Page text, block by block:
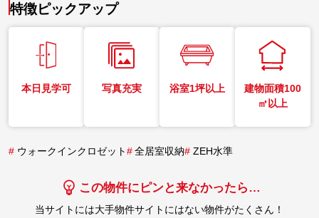
特徴ピックアップ
本日見学可 写真充実 浴室1坪以上
建物面積100
㎡以上
# ウォークインクロゼット# 全居室収納# ZEH水準
この物件にピンと来なかったら…
当サイトには大手物件サイトにはない物件がたくさん！